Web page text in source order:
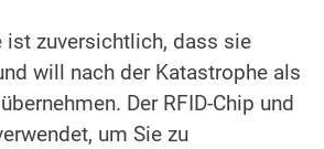
ist zuversichtlich, dass sie
will nach der Katastrophe als
Der RFID-Chip und
um Sie zu